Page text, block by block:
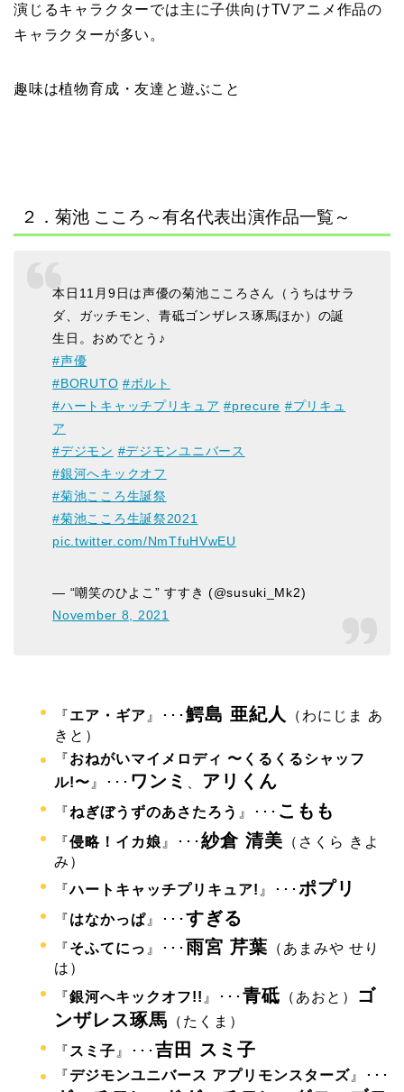
演じるキャラクターでは主に子供向けTVアニメ作品の
キャラクターが多い。
趣味は植物育成・友達と遊ぶこと
２．菊池 こころ～有名代表出演作品一覧～
本日11月9日は声優の菊池こころさん（うちはサラ
ダ、ガッチモン、青砥ゴンザレス琢馬ほか）の誕
生日。おめでとう♪
#声優
#BORUTO #ボルト
#ハートキャッチプリキュア #precure #プリキュ
ア
#デジモン #デジモンユニバース
#銀河へキックオフ
#菊池こころ生誕祭
#菊池こころ生誕祭2021
pic.twitter.com/NmTfuHVwEU
— “嘲笑のひよこ” すすき (@susuki_Mk2)
November 8, 2021
『エア・ギア 』･･･ 鰐島 亜紀人
（わにじま あ
きと）
『おねがいマイメロディ 〜くるくるシャッフ
ル!〜 』･･･ ワンミ アリくん
『ねぎぼうずのあさたろう 』･･･ こもも
『侵略！イカ娘 』･･･ 紗倉 清美 （さくら きよ
み）
『ハートキャッチプリキュア! 』･･･ ポプリ
『はなかっぱ 』･･･ すぎる
『そふてにっ 』･･･ 雨宮 芹葉 （あまみや せり
は）
『銀河へキックオフ!! 』･･･ 青砥 （あおと）
ゴ
ンザレス琢馬 （たくま）
『 スミ子 』･･･ 吉田 スミ子
『デジモンユニバース アプリモンスターズ 』･･･